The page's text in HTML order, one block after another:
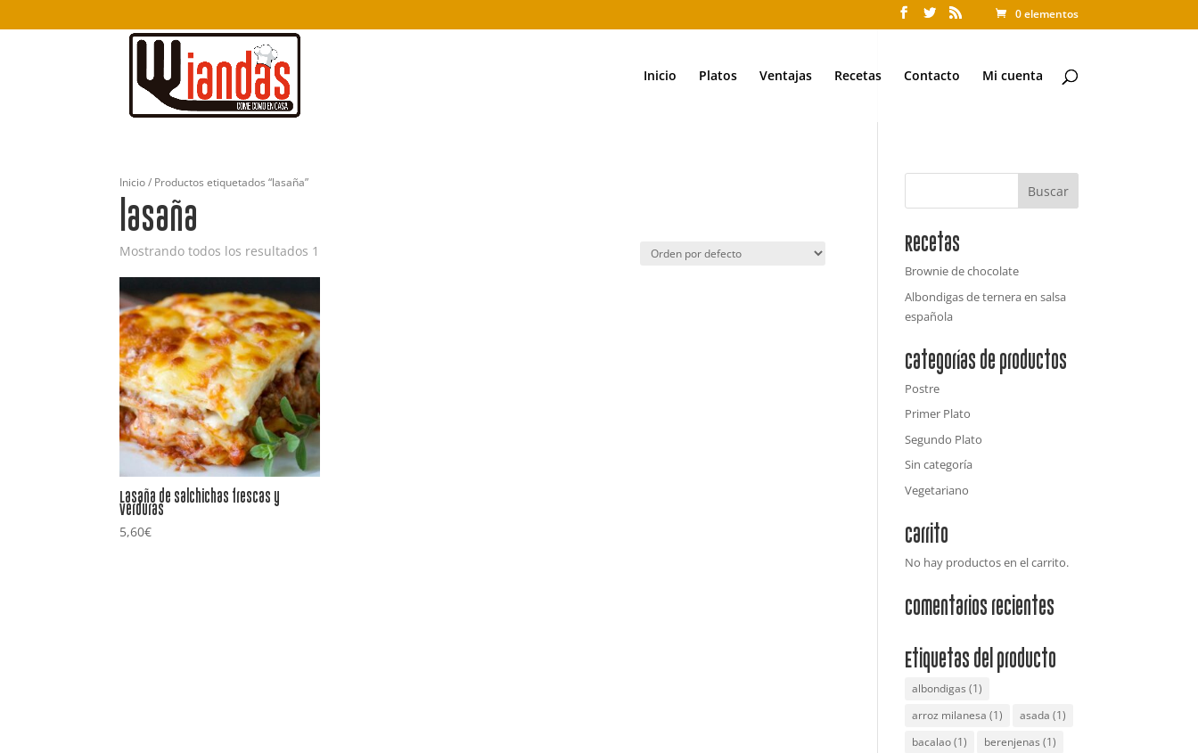
0 elementos
Inicio Platos Ventajas Recetas Contacto Mi cuenta
Inicio/ Productos etiquetados “lasaña”
lasaña
Mostrando todos los resultados 1
Lasaña de salchichas frescas y
verduras
5,60€
Recetas
Brownie de chocolate
Albondigas de ternera en salsa
española
Categorías de productos
Postre
Primer Plato
Segundo Plato
Sin categoría
Vegetariano
Carrito
No hay productos en el carrito.
Comentarios recientes
Etiquetas del producto
albondigas (1)
arroz milanesa (1) asada (1)
bacalao(1) berenjenas (1)